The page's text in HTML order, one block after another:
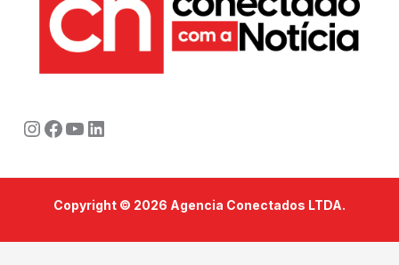
Instagram
Facebook
Youtube
LinkedIn
Copyright © 2026 Agencia Conectados LTDA.